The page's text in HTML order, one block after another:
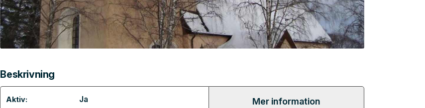
Beskrivning
Aktiv: Ja Mer information